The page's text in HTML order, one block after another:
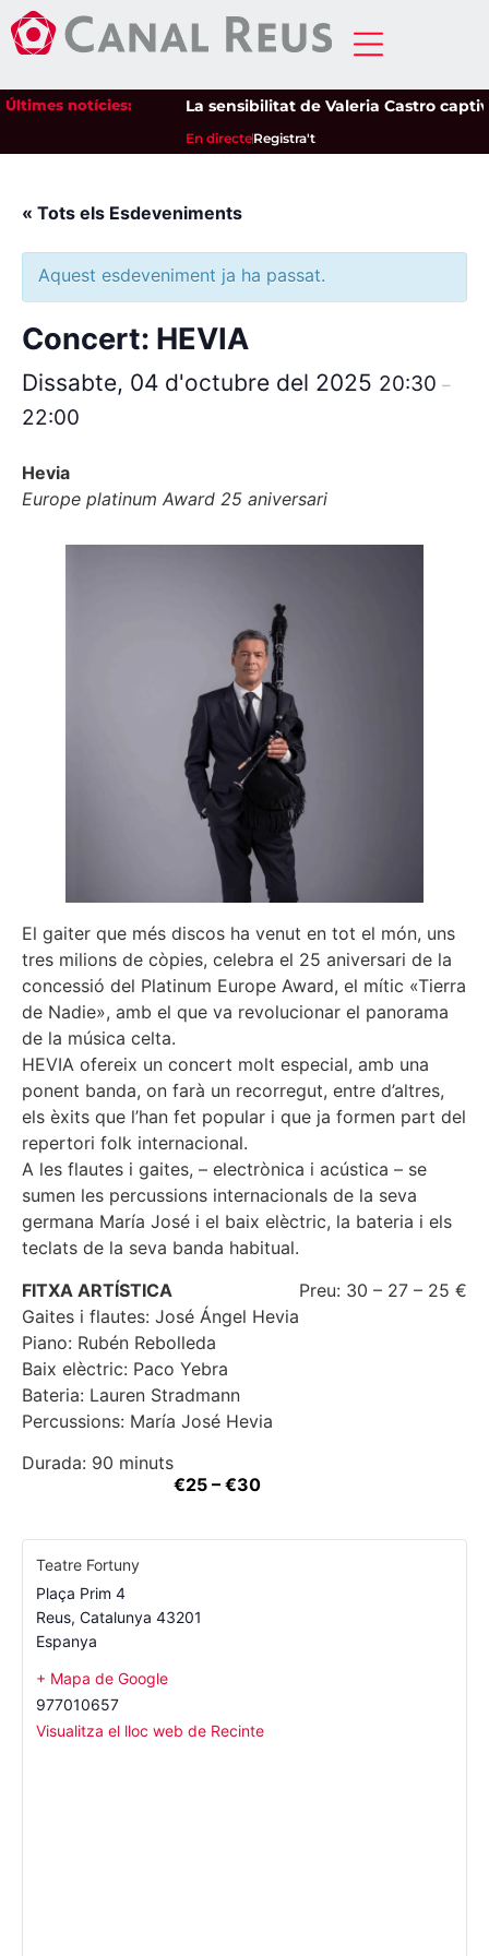
Últimes notícies: La sensibilitat de Valeria Castro
En directeRegistra't
« Tots els Esdeveniments
Aquest esdeveniment ja ha passat.
Concert: HEVIA
Dissabte, 04 d'octubre del 2025 20:30 –
22:00
Hevia
Europe platinum Award 25 aniversari
El gaiter que més discos ha venut en tot el món, uns
tres milions de còpies, celebra el 25 aniversari de la
concessió del Platinum Europe Award, el mític «Tierra
de Nadie», amb el que va revolucionar el panorama
de la música celta.
HEVIA ofereix un concert molt especial, amb una
ponent banda, on farà un recorregut, entre d’altres,
els èxits que l’han fet popular i que ja formen part del
repertori folk internacional.
A les flautes i gaites, – electrònica i acústica – se
sumen les percussions internacionals de la seva
germana María José i el baix elèctric, la bateria i els
teclats de la seva banda habitual.
FITXA ARTÍSTICA
Gaites i flautes: José Ángel Hevia
Piano: Rubén Rebolleda
Baix elèctric: Paco Yebra
Bateria: Lauren Stradmann
Percussions: María José Hevia
Preu: 30 – 27 – 25 €
Durada: 90 minuts
€25 – €30
Teatre Fortuny
Plaça Prim 4
Reus, Catalunya 43201
Espanya
+ Mapa de Google
977010657
Visualitza el lloc web de Recinte